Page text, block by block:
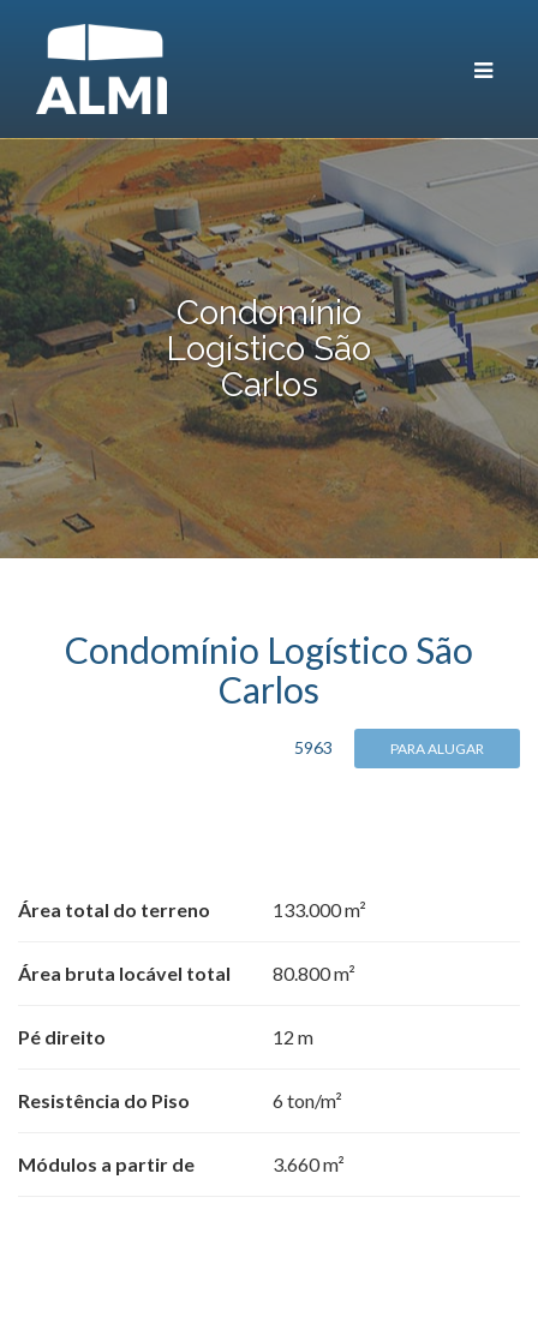
Toggle
Condomínio
Logístico São
Carlos
Condomínio Logístico São
Carlos
5963 PARA ALUGAR
Área total do terreno 133.000 m²
Área bruta locável total 80.800 m²
Pé direito 12 m
Resistência do Piso 6 ton/m²
Módulos a partir de 3.660 m²